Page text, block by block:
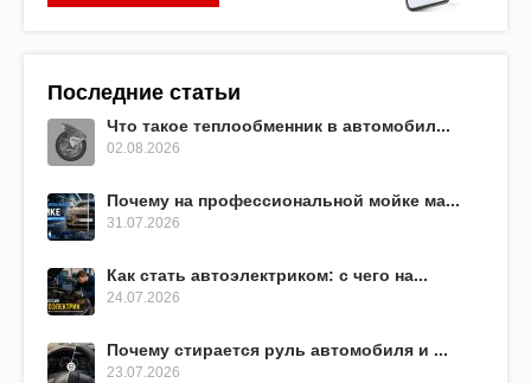
Последние статьи
Что такое теплообменник в автомобил...
02.08.2026
Почему на профессиональной мойке ма...
31.07.2026
Как стать автоэлектриком: с чего на...
24.07.2026
Почему стирается руль автомобиля и ...
23.07.2026